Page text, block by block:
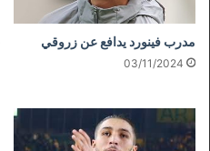
مدرب فينورد يدافع عن زروقي
03/11/2024